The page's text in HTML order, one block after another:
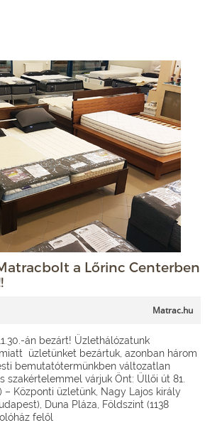
a Lőrinc Centerben
Matrac.hu
án bezárt! Üzlethálózatunk
üzletünket bezártuk, azonban három
bemutatótermünkben változatlan
szakértelemmel várjuk Önt: Üllői út 81.
– Központi üzletünk, Nagy Lajos király
Duna Pláza, Földszint (1138
felől